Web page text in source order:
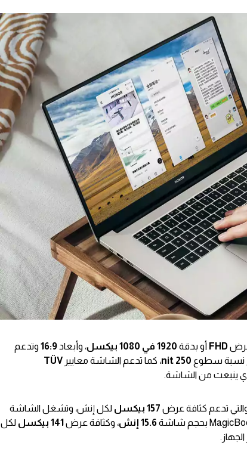
FHD أو بدقة 1920 في 1080 بيكسل ، وأبعاد 16:9 وتدعم
250 nit ، كما تدعم الشاشة معايير TÜV
ينبعت من الشاشة.
تدعم كثافة عرض 157 بيكسل
لكل إنش، وتشغل الشاشة
، وكثافة عرض 141 بيكسل
لكل